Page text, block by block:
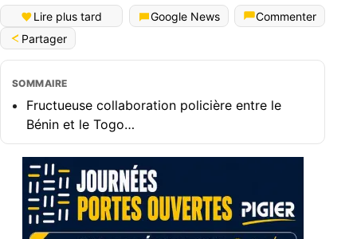
Lire plus tard Google News
Commenter
Partager
SOMMAIRE
Fructueuse collaboration policière entre le
Bénin et le Togo…